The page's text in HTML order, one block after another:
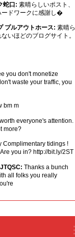
蛇口: 素晴らしいポスト、
ードワークに感謝し�
プルアウトホース: 素晴ら
いほどのブログサイト。
you don't monetize
waste your traffic, you
bm m
everyone's attention.
more?
Complimentary tidings !
you in? http://bit.ly/2ST
Thanks a bunch
all folks you really